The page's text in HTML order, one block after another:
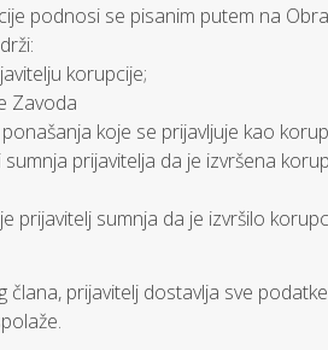
podnosi se pisanim putem na
korupcije;
Zavoda
koje se prijavljuje kao
prijavitelja da je izvršena
sumnja da je izvršilo
člana, prijavitelj dostavlja sve